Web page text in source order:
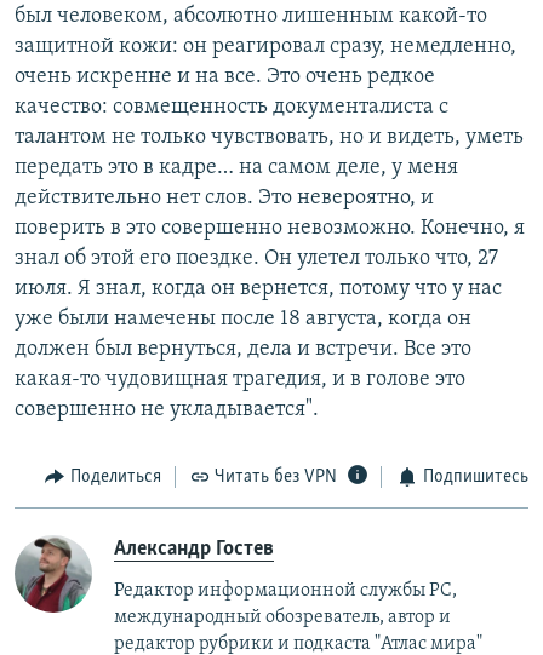
был человеком, абсолютно лишенным какой-то
защитной кожи: он реагировал сразу, немедленно,
очень искренне и на все. Это очень редкое
качество: совмещенность документалиста с
талантом не только чувствовать, но и видеть, уметь
передать это в кадре… на самом деле, у меня
действительно нет слов. Это невероятно, и
поверить в это совершенно невозможно. Конечно, я
знал об этой его поездке. Он улетел только что, 27
июля. Я знал, когда он вернется, потому что у нас
уже были намечены после 18 августа, когда он
должен был вернуться, дела и встречи. Все это
какая-то чудовищная трагедия, и в голове это
совершенно не укладывается".
Поделиться Читать без VPN Подпишитесь
Александр Гостев
Редактор информационной службы РС,
международный обозреватель, автор и
редактор рубрики и подкаста "Атлас мира"